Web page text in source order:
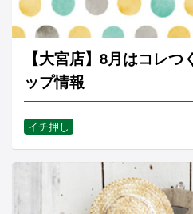
【大宮店】8月はコレ
ップ情報
イチ押し